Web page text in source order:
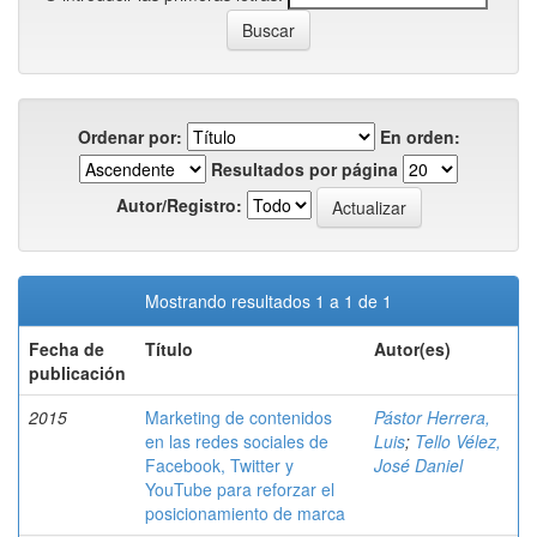
Ordenar por:
En orden:
Resultados por página
Autor/Registro:
Mostrando resultados 1 a 1 de 1
Fecha de
publicación
Título Autor(es)
2015
Marketing de contenidos
en las redes sociales de
Facebook, Twitter y
YouTube para reforzar el
posicionamiento de marca
Pástor Herrera,
Luis; Tello Vélez,
José Daniel